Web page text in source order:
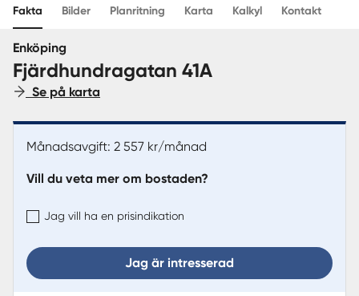
Sverige
Fakta Bilder Planritning Karta Kalkyl Kontakt
Enköping
Fjärdhundragatan 41A
Se på karta
Månadsavgift: 2 557 kr/månad
Vill du veta mer om bostaden?
Jag vill ha en prisindikation
Jag är intresserad